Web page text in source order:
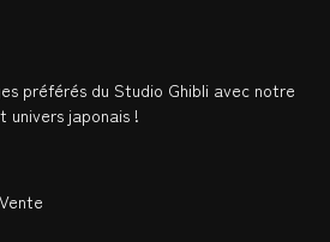
préférés du Studio Ghibli avec notre
univers japonais !